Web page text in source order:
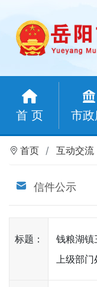
首 页 市
首页 互动交流
信件公示
标题：
钱粮湖镇
上级部门